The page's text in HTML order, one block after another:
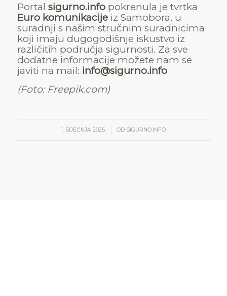
Portal sigurno.infopokrenula je tvrtka
Euro komunikacijeiz Samobora, u
suradnji s našim stručnim suradnicima
koji imaju dugogodišnje iskustvo iz
različitih područja sigurnosti. Za sve
dodatne informacije možete nam se
javiti na mail: info@sigurno.info
(Foto: Freepik.com)
1. SIJEČNJA 2025.
/ OD SIGURNO.INFO